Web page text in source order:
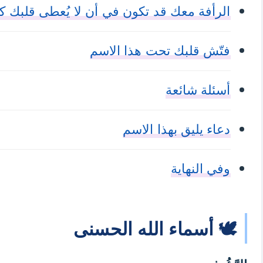
الرأفة معك قد تكون في أن لا يُعطى قلبك
فتّش قلبك تحت هذا الاسم
أسئلة شائعة
دعاء يليق بهذا الاسم
وفي النهاية
🕊️ أسماء الله الحسنى